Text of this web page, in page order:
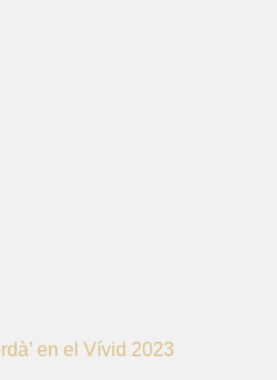
en el Vívid 2023